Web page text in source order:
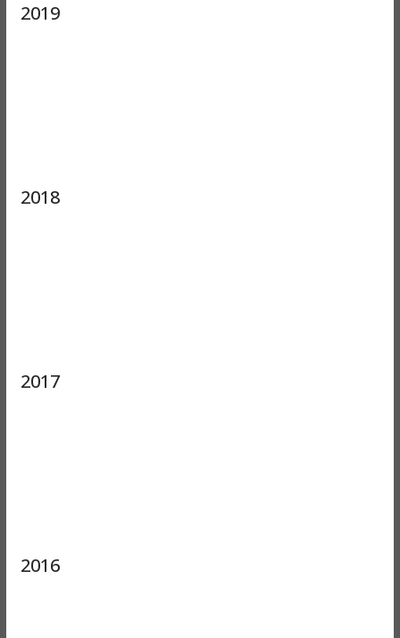
2019
2018
2017
2016